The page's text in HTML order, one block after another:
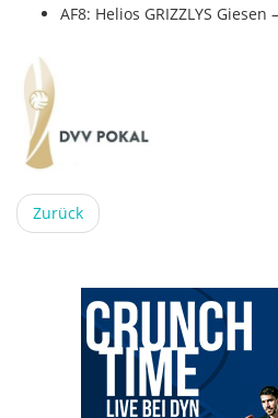
AF8: Helios GRIZZLYS
Zurück